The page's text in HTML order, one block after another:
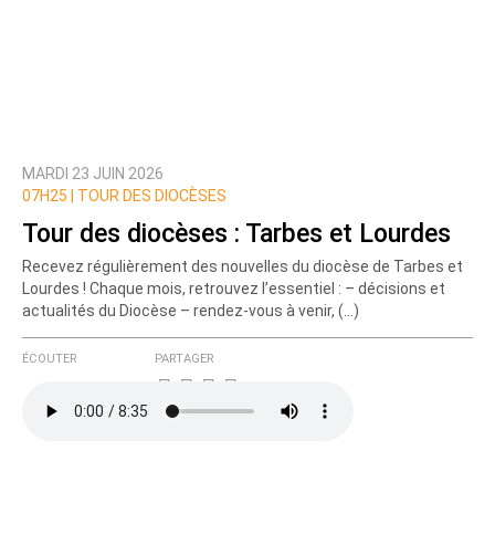
MARDI 23 JUIN 2026
07H25 |
TOUR DES DIOCÈSES
Tour des diocèses : Tarbes et Lourdes
Recevez régulièrement des nouvelles du diocèse de Tarbes et
Lourdes ! Chaque mois, retrouvez l’essentiel : – décisions et
actualités du Diocèse – rendez-vous à venir, (…)
ÉCOUTER PARTAGER